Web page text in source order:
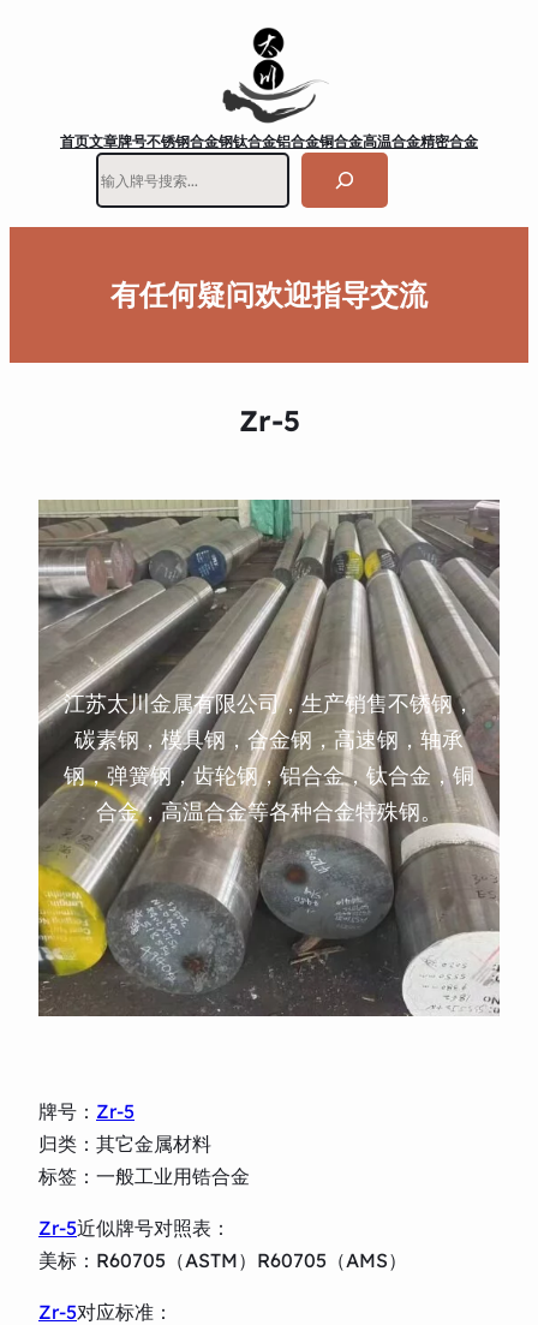
首页文章牌号不锈钢合金钢钛合金铝合金铜合金高温合金精密合金
有任何疑问欢迎指导交流
Zr-5
江苏太川金属有限公司，生产销售不锈钢，
碳素钢，模具钢，合金钢，高速钢，轴承
钢，弹簧钢，齿轮钢，铝合金，钛合金，铜
合金，高温合金等各种合金特殊钢。
牌号： Zr-5
归类：其它金属材料
标签：一般工业用锆合金
Zr-5近似牌号对照表：
美标：R60705（ASTM）R60705（AMS）
Zr-5对应标准：